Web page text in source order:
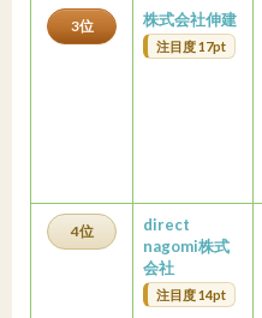
3位 株式会社伸建
注目度 17pt
4位
direct
nagomi株式
会社
注目度 14pt